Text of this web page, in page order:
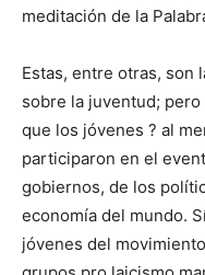
meditación de la
Estas, entre otras, son
sobre la juventud;
que los jóvenes ? al
participaron en el
gobiernos, de los
economía del mundo.
jóvenes del